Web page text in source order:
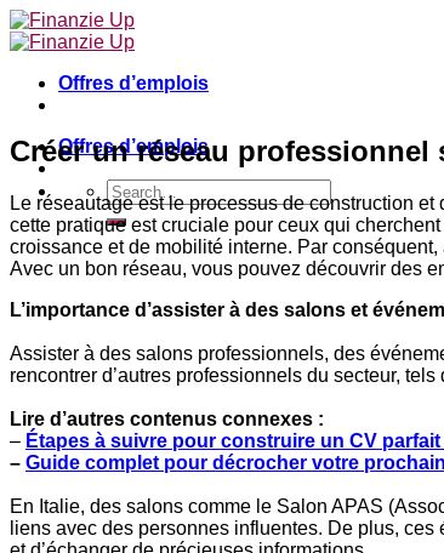
Skip
to
Offres d’emplois
Offres d’emplois
Créer un réseau
Le réseautage est le processus de construction
cette pratique est cruciale pour ceux qui
croissance et de mobilité interne. Par
Avec un bon réseau, vous pouvez découvrir des
L’importance d’assister à des salons et
Assister à des salons professionnels, des
rencontrer d’autres professionnels du secteur,
Lire d’autres contenus connexes :
– Étapes à suivre pour construire un CV
– Guide complet pour décrocher votre
En Italie, des salons comme le Salon APAS
liens avec des personnes influentes. De plus,